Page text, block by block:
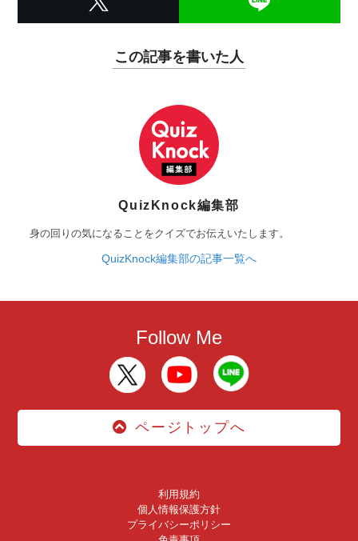
この記事を書いた人
QuizKnock編集部
身の回りの気になることをクイズでお伝えいたします。
QuizKnock編集部の記事一覧へ
Follow Me
ページトップへ
利用規約
個人情報保護方針
プライバシーポリシー